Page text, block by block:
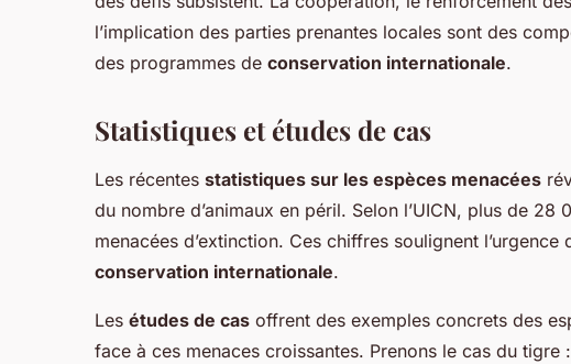
l’implication des parties prenantes locales sont des
des programmes de conservation internationale.
Statistiques et études de cas
Les récentes statistiques sur les espèces menacées
du nombre d’animaux en péril. Selon l’UICN, plus de 28
menacées d’extinction. Ces chiffres soulignent l’urgence
conservation internationale.
Les études de cas offrent des exemples concrets des
face à ces menaces croissantes. Prenons le cas du tigre